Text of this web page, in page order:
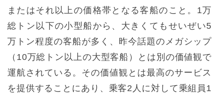
またはそれ以上の価格帯となる客船のこと。1万
総トン以下の小型船から、大きくてもせいぜい5
万トン程度の客船が多く、昨今話題のメガシップ
（10万総トン以上の大型客船）とは別の価値観で
運航されている。その価値観とは最高のサービス
を提供することにあり、乗客2人に対して乗組員1